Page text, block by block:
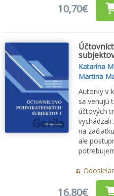
10,70€
Katarína
Martina
Autorky v
sa venujú
účtových
na
ale
🍌
16,80€